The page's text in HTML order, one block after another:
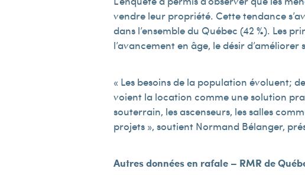
vendre leur propriété. Cette tendance
dans l’ensemble du Québec (42 %). Les
l’avancement en âge, le désir
« Les besoins de la population évoluent;
voient la location comme une solution
souterrain, les ascenseurs, les salles
projets », soutient Normand Bélanger,
Autres données en rafale – RMR de